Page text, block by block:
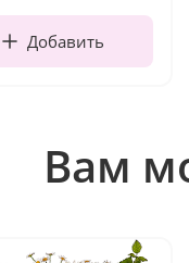
Добавить
Вам